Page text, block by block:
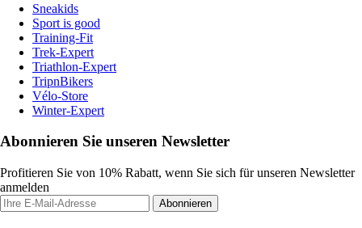
Sneakids
Sport is good
Training-Fit
Trek-Expert
Triathlon-Expert
TripnBikers
Vélo-Store
Winter-Expert
Abonnieren Sie unseren Newsletter
Profitieren Sie von 10% Rabatt, wenn Sie sich für unseren Newsletter
anmelden
Abonnieren